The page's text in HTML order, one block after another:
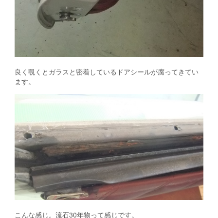
良く覗くとガラスと密着しているドアシールが腐ってきてい
ます。
こんな感じ。流石30年物って感じです。